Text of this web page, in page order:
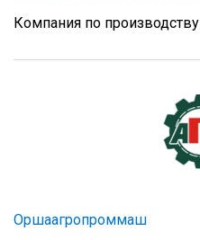
Компания по
Оршаагропроммаш